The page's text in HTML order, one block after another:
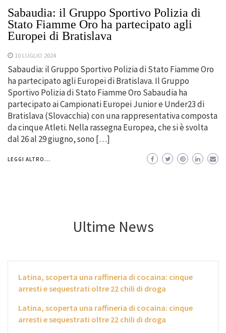
Sabaudia: il Gruppo Sportivo Polizia di
Stato Fiamme Oro ha partecipato agli
Europei di Bratislava
10 LUGLIO 2024
Sabaudia: il Gruppo Sportivo Polizia di Stato Fiamme Oro
ha partecipato agli Europei di Bratislava. Il Gruppo
Sportivo Polizia di Stato Fiamme Oro Sabaudia ha
partecipato ai Campionati Europei Junior e Under23 di
Bratislava (Slovacchia) con una rappresentativa composta
da cinque Atleti. Nella rassegna Europea, che si è svolta
dal 26 al 29 giugno, sono […]
LEGGI ALTRO...
Ultime News
Latina, scoperta una raffineria di cocaina: cinque
arresti e sequestrati oltre 22 chili di droga
Latina, scoperta una raffineria di cocaina: cinque
arresti e sequestrati oltre 22 chili di droga